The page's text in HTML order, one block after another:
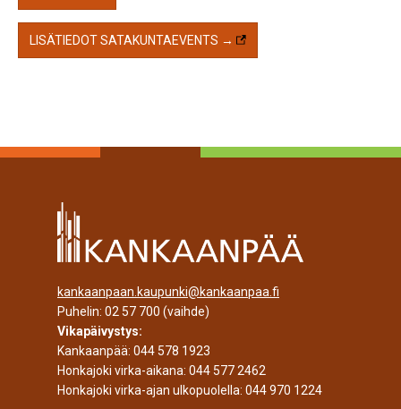
LISÄTIEDOT SATAKUNTAEVENTS →
kankaanpaan.kaupunki@kankaanpaa.fi
Puhelin: 02 57 700 (vaihde)
Vikapäivystys:
Kankaanpää: 044 578 1923
Honkajoki virka-aikana: 044 577 2462
Honkajoki virka-ajan ulkopuolella: 044 970 1224